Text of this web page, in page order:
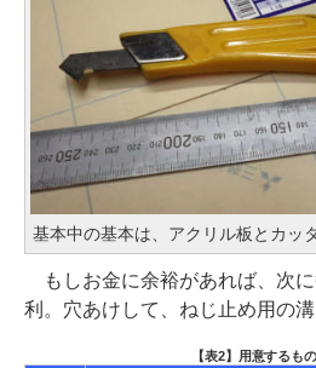
基本中の基本は、アクリル板とカッ
もしお金に余裕があれば、次
利。穴あけして、ねじ止め用の溝
【表2】用意するも